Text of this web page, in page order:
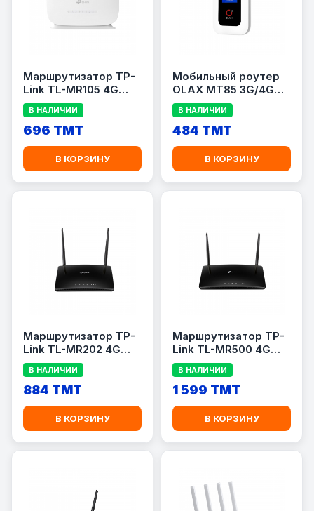
Маршрутизатор TP-
Link TL-MR105 4G
LTE, Wi-Fi N300,
1×WAN/LAN
В НАЛИЧИИ
696 TMT
В КОРЗИНУ
Мобильный роутер
OLAX MT85 3G/4G
LTE с
аккумулятором 3000
мАч
В НАЛИЧИИ
484 TMT
В КОРЗИНУ
Маршрутизатор TP-
Link TL-MR202 4G
LTE, Wi-Fi AC750,
1×WAN/LAN
В НАЛИЧИИ
884 TMT
В КОРЗИНУ
Маршрутизатор TP-
Link TL-MR500 4G
LTE, Dual Band, Wi-Fi
AC1200, 1×WAN
В НАЛИЧИИ
1 599 TMT
В КОРЗИНУ